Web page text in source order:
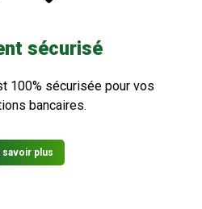
sécurisé
100% sécurisée pour vos
bancaires.
savoir plus